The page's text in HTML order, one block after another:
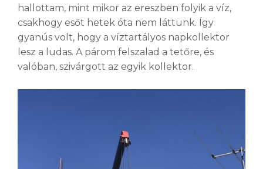
hallottam, mint mikor az ereszben folyik a víz,
csakhogy esőt hetek óta nem láttunk. Így
gyanús volt, hogy a víztartályos napkollektor
lesz a ludas. A párom felszalad a tetőre, és
valóban, szivárgott az egyik kollektor.